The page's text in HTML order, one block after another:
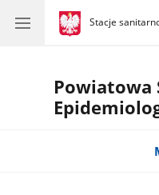
gov.pl
Stacje
gov.pl
Stacje
Powiatowa